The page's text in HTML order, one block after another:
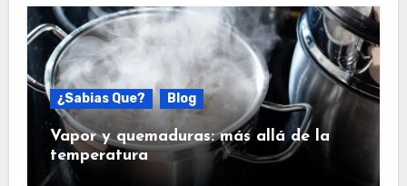
¿Sabias Que? Blog
Vapor y quemaduras: más allá de la
temperatura